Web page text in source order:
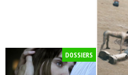
DOSSIERS